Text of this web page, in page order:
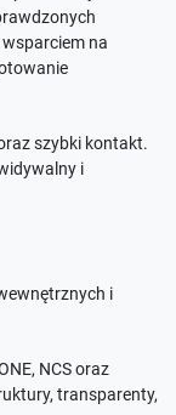
na
szybki kontakt.
i
i
NCS oraz
transparenty,